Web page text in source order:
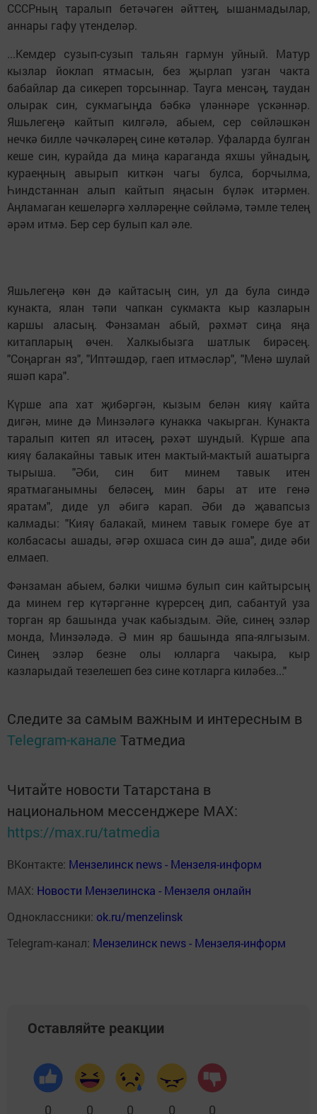
СССРның таралып бетәчәген әйттең, ышанмадылар,
аннары гафу үтенделәр.
...Кемдер сузып-сузып тальян гармун уйный. Матур
кызлар йоклап ятмасын, без җырлап узган чакта
бабайлар да сикереп торсыннар. Тауга менсәң, таудан
олырак син, сукмагыңда бәбкә үләннәре үскәннәр.
Яшьлегеңә кайтып килгәлә, абыем, сер сөйләшкән
нечкә билле чәчкәләрең сине көтәләр. Уфаларда булган
кеше син, курайда да миңа караганда яхшы уйнадың,
кураеңның авырып киткән чагы булса, борчылма,
Һиндстаннан алып кайтып яңасын бүләк итәрмен.
Аңламаган кешеләргә хәлләреңне сөйләмә, тәмле телең
әрәм итмә. Бер сер булып кал әле.
Яшьлегеңә көн дә кайтасың син, ул да була синдә
кунакта, ялан тәпи чапкан сукмакта кыр казларын
каршы аласың. Фәнзаман абый, рәхмәт сиңа яңа
китапларың өчен. Халкыбызга шатлык бирәсең.
"Соңарган яз", "Иптәшдәр, гаеп итмәсләр", "Менә шулай
яшәп кара".
Күрше апа хат җибәргән, кызым белән кияү кайта
дигән, мине дә Минзәләгә кунакка чакырган. Кунакта
таралып китеп ял итәсең, рәхәт шундый. Күрше апа
кияү балакайны тавык итен мактый-мактый ашатырга
тырыша. "Әби, син бит минем тавык итен
яратмаганымны беләсең, мин бары ат ите генә
яратам", диде ул әбигә карап. Әби дә җавапсыз
калмады: "Кияү балакай, минем тавык гомере буе ат
колбасасы ашады, әгәр охшаса син дә аша", диде әби
елмаеп.
Фәнзаман абыем, бәлки чишмә булып син кайтырсың
да минем гер күтәргәнне күрерсең дип, сабантуй уза
торган яр башында учак кабыздым. Әйе, синең эзләр
монда, Минзәләдә. Ә мин яр башында япа-ялгызым.
Синең эзләр безне олы юлларга чакыра, кыр
казларыдай тезелешеп без сине котларга киләбез..."
Следите за самым важным и интересным в
Telegram-канале Татмедиа
Читайте новости Татарстана в
национальном мессенджере MАХ:
https://max.ru/tatmedia
ВКонтакте: Мензелинск news - Мензеля-информ
MAX: Новости Мензелинска - Мензеля онлайн
Одноклассники: ok.ru/menzelinsk
Telegram-канал: Мензелинск news - Мензеля-информ
Оставляйте реакции
0 0 0 0 0